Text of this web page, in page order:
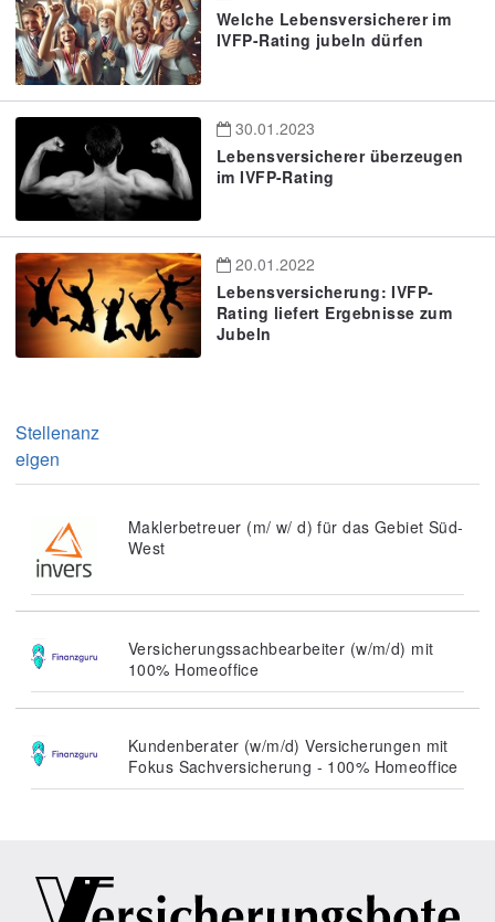
Welche Lebensversicherer im
IVFP-Rating jubeln dürfen
30.01.2023
Lebensversicherer überzeugen
im IVFP-Rating
20.01.2022
Lebensversicherung: IVFP-
Rating liefert Ergebnisse zum
Jubeln
Stellenanz
eigen
Maklerbetreuer (m/ w/ d) für das Gebiet Süd-
West
Versicherungssachbearbeiter (w/m/d) mit
100% Homeoffice
Kundenberater (w/m/d) Versicherungen mit
Fokus Sachversicherung - 100% Homeoffice